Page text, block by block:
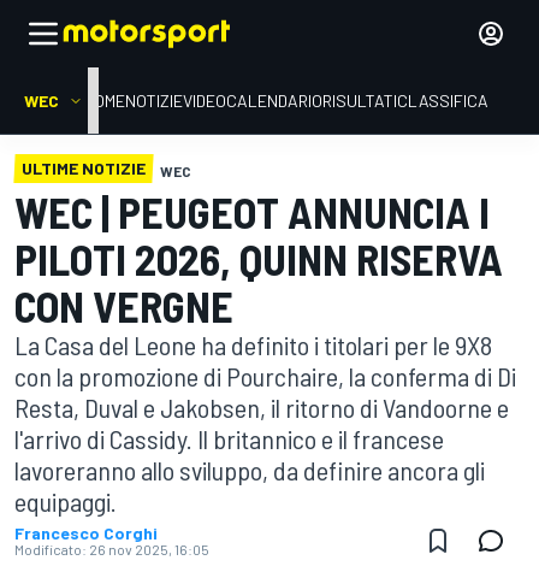
WEC HOMENOTIZIEVIDEOCALENDARIORISULTATICLASSIFICA
ULTIME NOTIZIE WEC
WEC | PEUGEOT ANNUNCIA I
PILOTI 2026, QUINN RISERVA
CON VERGNE
La Casa del Leone ha definito i titolari per le 9X8
con la promozione di Pourchaire, la conferma di Di
Resta, Duval e Jakobsen, il ritorno di Vandoorne e
l'arrivo di Cassidy. Il britannico e il francese
lavoreranno allo sviluppo, da definire ancora gli
equipaggi.
Francesco Corghi
Modificato: 26 nov 2025, 16:05